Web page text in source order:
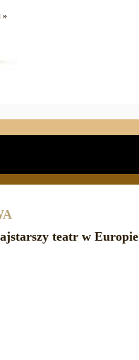
»
teatr w Europie